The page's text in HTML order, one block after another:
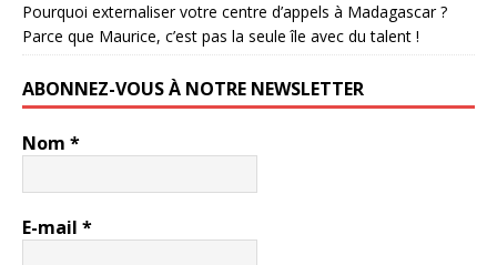
Pourquoi externaliser votre centre d’appels à Madagascar ?
Parce que Maurice, c’est pas la seule île avec du talent !
ABONNEZ-VOUS À NOTRE NEWSLETTER
Nom *
E-mail *